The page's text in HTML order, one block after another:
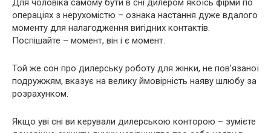
Для чоловіка самому бути в сні дилером якоїсь фірми по
операціях з нерухомістю – ознака настання дуже вдалого
моменту для налагодження вигідних контактів.
Поспішайте – момент, він і є момент.
Той же сон про дилерську роботу для жінки, не пов’язаної
подружжям, вказує на велику ймовірність наяву шлюбу за
розрахунком.
Якщо уві сні ви керували дилерською конторою – зумієте